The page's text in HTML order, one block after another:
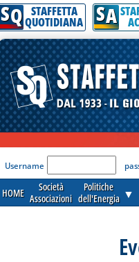
SQ STAFFETTA
QUOTIDIANA SA
'Modulo Login per
Username
HOME
Società
Associazioni
Politiche
dell'Energia ▼